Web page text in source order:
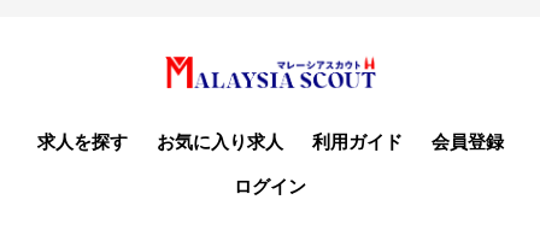
求人を探す お気に入り求人 利用ガイド
会員登録
ログイン